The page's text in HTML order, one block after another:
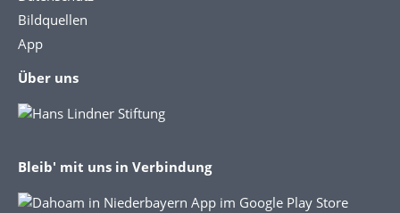
Bildquellen
App
Über uns
Bleib' mit uns in Verbindung